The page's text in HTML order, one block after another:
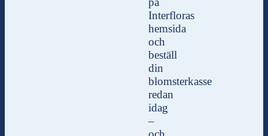
Interfloras
hemsida
och
beställ
din
blomsterkasse
redan
idag
–